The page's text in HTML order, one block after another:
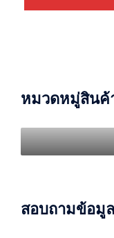
หมวดหมู่สินค้
สอบถามข้อมู